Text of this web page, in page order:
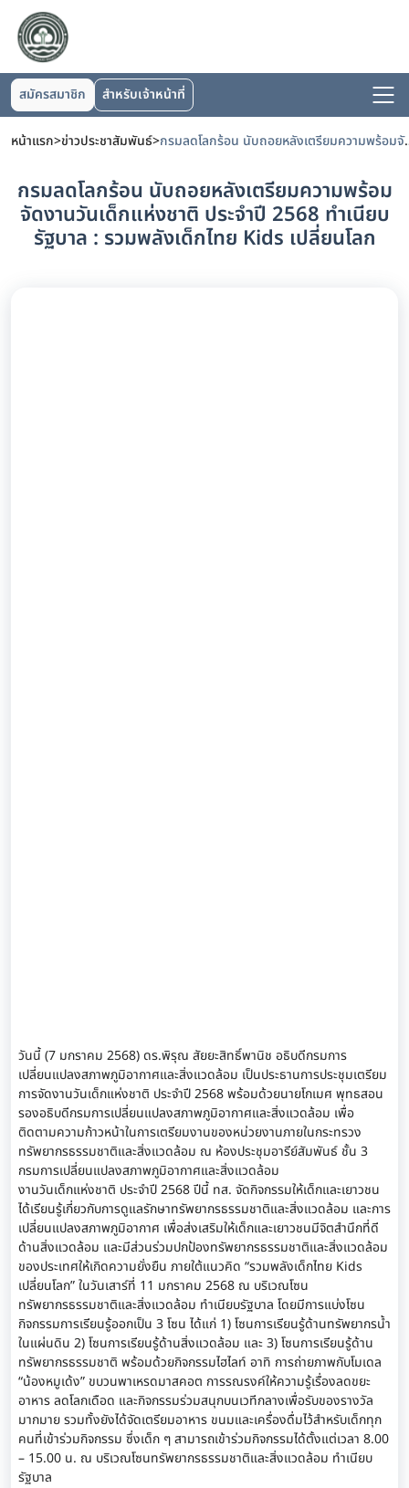
สมัครสมาชิก สำหรับเจ้าหน้าที่
หน้าแรก>ข่าวประชาสัมพันธ์> กรมลดโลกร้อน นับถอยหลังเตรียมค
กรมลดโลกร้อน นับถอยหลังเตรียมความพร้อม
จัดงานวันเด็กแห่งชาติ ประจำปี 2568 ทำเนียบ
รัฐบาล : รวมพลังเด็กไทย Kids เปลี่ยนโลก
วันนี้ (7 มกราคม 2568) ดร.พิรุณ สัยยะสิทธิ์พานิช อธิบดีกรมการ
เปลี่ยนแปลงสภาพภูมิอากาศและสิ่งแวดล้อม เป็นประธานการประชุมเตรียม
การจัดงานวันเด็กแห่งชาติ ประจำปี 2568 พร้อมด้วยนายโกเมศ พุทธสอน
รองอธิบดีกรมการเปลี่ยนแปลงสภาพภูมิอากาศและสิ่งแวดล้อม เพื่อ
ติดตามความก้าวหน้าในการเตรียมงานของหน่วยงานภายในกระทรวง
ทรัพยากรธรรมชาติและสิ่งแวดล้อม ณ ห้องประชุมอารีย์สัมพันธ์ ชั้น 3
กรมการเปลี่ยนแปลงสภาพภูมิอากาศและสิ่งแวดล้อม
งานวันเด็กแห่งชาติ ประจำปี 2568 ปีนี้ ทส. จัดกิจกรรมให้เด็กและเยาวชน
ได้เรียนรู้เกี่ยวกับการดูแลรักษาทรัพยากรธรรมชาติและสิ่งแวดล้อม และการ
เปลี่ยนแปลงสภาพภูมิอากาศ เพื่อส่งเสริมให้เด็กและเยาวชนมีจิตสำนึกที่ดี
ด้านสิ่งแวดล้อม และมีส่วนร่วมปกป้องทรัพยากรธรรมชาติและสิ่งแวดล้อม
ของประเทศให้เกิดความยั่งยืน ภายใต้แนวคิด “รวมพลังเด็กไทย Kids
เปลี่ยนโลก” ในวันเสาร์ที่ 11 มกราคม 2568 ณ บริเวณโซน
ทรัพยากรธรรมชาติและสิ่งแวดล้อม ทำเนียบรัฐบาล โดยมีการแบ่งโซน
กิจกรรมการเรียนรู้ออกเป็น 3 โซน ได้แก่ 1) โซนการเรียนรู้ด้านทรัพยากรน้ำ
ในแผ่นดิน 2) โซนการเรียนรู้ด้านสิ่งแวดล้อม และ 3) โซนการเรียนรู้ด้าน
ทรัพยากรธรรมชาติ พร้อมด้วยกิจกรรมไฮไลท์ อาทิ การถ่ายภาพกับโมเดล
“น้องหมูเด้ง” ขบวนพาเหรดมาสคอต การรณรงค์ให้ความรู้เรื่องลดขยะ
อาหาร ลดโลกเดือด และกิจกรรมร่วมสนุกบนเวทีกลางเพื่อรับของรางวัล
มากมาย รวมทั้งยังได้จัดเตรียมอาหาร ขนมและเครื่องดื่มไว้สำหรับเด็กทุก
คนที่เข้าร่วมกิจกรรม ซึ่งเด็ก ๆ สามารถเข้าร่วมกิจกรรมได้ตั้งแต่เวลา 8.00
– 15.00 น. ณ บริเวณโซนทรัพยากรธรรมชาติและสิ่งแวดล้อม ทำเนียบ
รัฐบาล